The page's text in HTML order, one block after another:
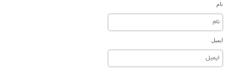
نام
ایمیل